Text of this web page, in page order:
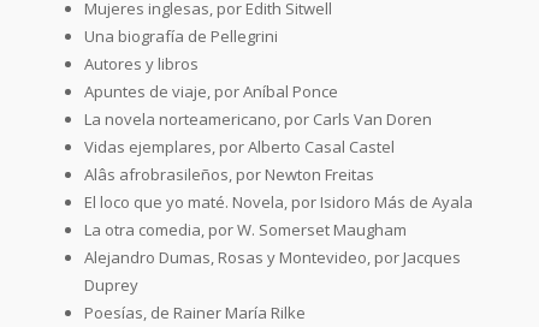
Mujeres inglesas, por Edith Sitwell
Una biografía de Pellegrini
Autores y libros
Apuntes de viaje, por Aníbal Ponce
La novela norteamericano, por Carls Van Doren
Vidas ejemplares, por Alberto Casal Castel
Alâs afrobrasileños, por Newton Freitas
El loco que yo maté. Novela, por Isidoro Más de Ayala
La otra comedia, por W. Somerset Maugham
Alejandro Dumas, Rosas y Montevideo, por Jacques
Duprey
Poesías, de Rainer María Rilke